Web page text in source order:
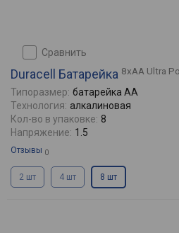
сравнить
Duracell Батарейка 8xAA Ultra
Типоразмер: батарейка AA
Технология: алкалиновая
Кол-во в упаковке: 8
Напряжение: 1.5
Отзывы 0
2 шт 4 шт 8 шт